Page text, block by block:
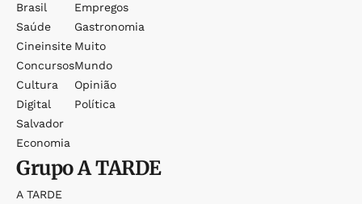
Brasil
Saúde
Cineinsite
Concursos
Cultura
Digital
Salvador
Economia
Empregos
Gastronomia
Muito
Mundo
Opinião
Política
GrupoA TARDE
A TARDE